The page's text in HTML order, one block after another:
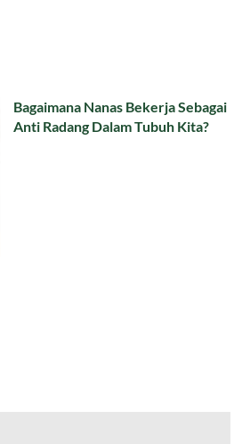
Bagaimana Nanas Bekerja Sebagai
Anti Radang Dalam Tubuh Kita?